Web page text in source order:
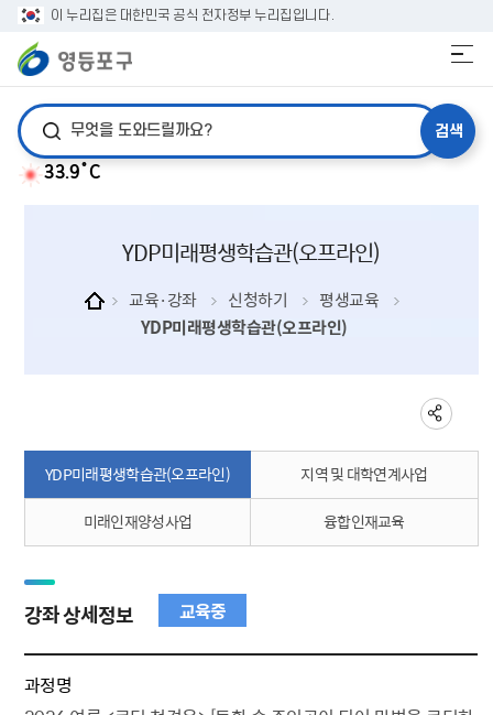
이 누리집은 대한민국 공식 전자정부 누리집입니다.
33.9˚C
YDP미래평생학습관(오프라인)
교육·강좌 신청하기
평생교육
YDP미래평생학습관(오프라인)
YDP미래평생학습관(오프라인) 지역 및 대학연계사업
미래인재양성사업 융합인재교육
강좌 상세정보 교육중
과정명